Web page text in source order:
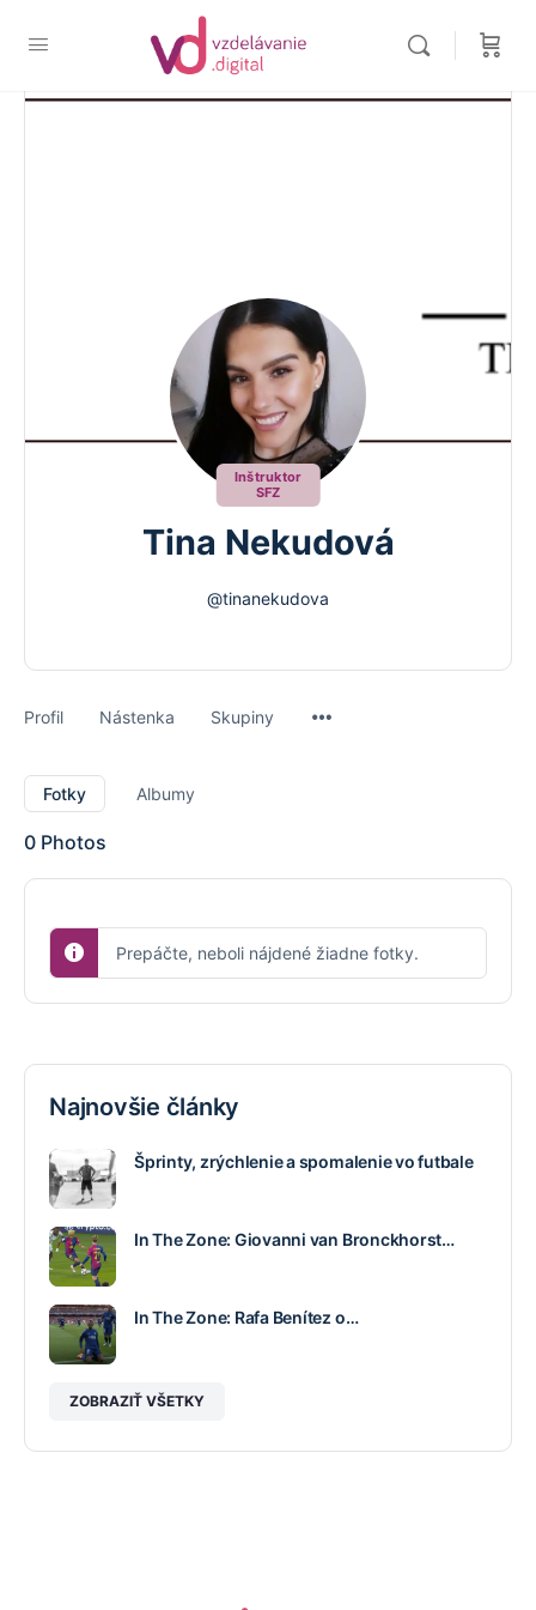
Inštruktor
SFZ
Tina Nekudová
@tinanekudova
Profil Nástenka Skupiny
Fotky Albumy
0 Photos
Prepáčte, neboli nájdené žiadne fotky.
Najnovšie články
Šprinty, zrýchlenie a spomalenie vo futbale
In The Zone: Giovanni van Bronckhorst…
In The Zone: Rafa Benítez o…
ZOBRAZIŤ VŠETKY